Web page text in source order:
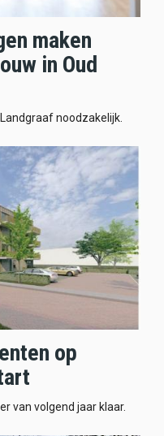
maken
in Oud
noodzakelijk.
op
van volgend jaar klaar.